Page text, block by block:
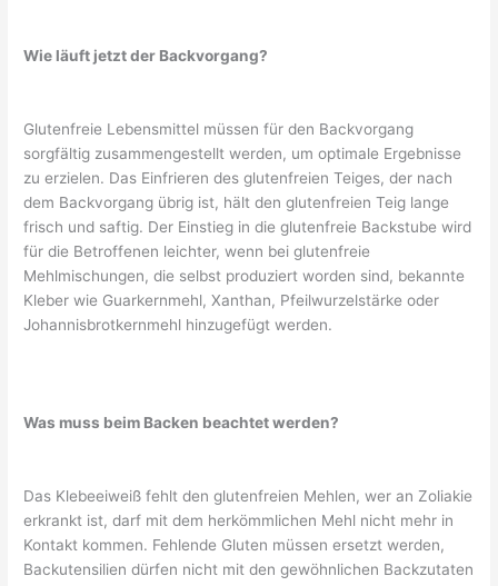
Wie läuft jetzt der Backvorgang?
Glutenfreie Lebensmittel müssen für den Backvorgang
sorgfältig zusammengestellt werden, um optimale Ergebnisse
zu erzielen. Das Einfrieren des glutenfreien Teiges, der nach
dem Backvorgang übrig ist, hält den glutenfreien Teig lange
frisch und saftig. Der Einstieg in die glutenfreie Backstube wird
für die Betroffenen leichter, wenn bei glutenfreie
Mehlmischungen, die selbst produziert worden sind, bekannte
Kleber wie Guarkernmehl, Xanthan, Pfeilwurzelstärke oder
Johannisbrotkernmehl hinzugefügt werden.
Was muss beim Backen beachtet werden?
Das Klebeeiweiß fehlt den glutenfreien Mehlen, wer an Zoliakie
erkrankt ist, darf mit dem herkömmlichen Mehl nicht mehr in
Kontakt kommen. Fehlende Gluten müssen ersetzt werden,
Backutensilien dürfen nicht mit den gewöhnlichen Backzutaten